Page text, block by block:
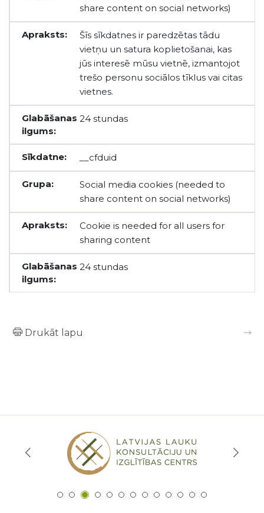
share content on social networks)
Šīs sīkdatnes ir paredzētas tādu
vietņu un satura koplietošanai, kas
jūs interesē mūsu vietnē, izmantojot
trešo personu sociālos tīklus vai citas
vietnes.
24 stundas
__cfduid
Social media cookies (needed to
share content on social networks)
Cookie is needed for all users for
sharing content
24 stundas
Drukāt lapu